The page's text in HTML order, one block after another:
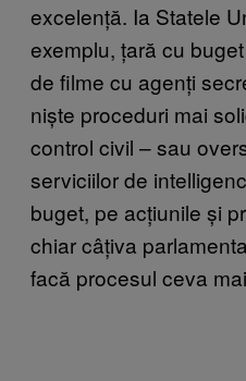
excelență. Ia Statele
exemplu, țară cu
de filme cu agenți
niște proceduri mai
control civil – sau
serviciilor de
buget, pe acțiunile și
chiar câțiva
facă procesul ceva